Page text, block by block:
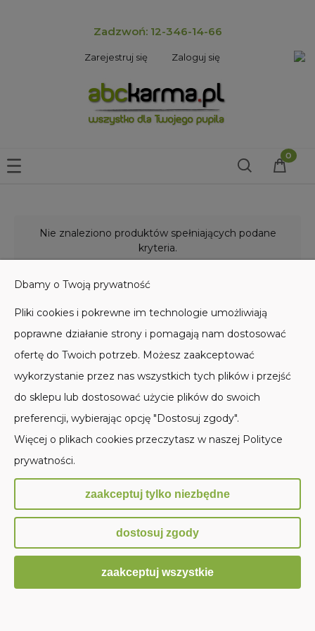
Zadzwoń: 12-346-14-66
Zarejestruj się Zaloguj się
Nie znaleziono produktów spełniających podane
kryteria.
MOJE KONTO
PŁATNOŚCI I DOSTAWA
O NAS
Sklep internetowy Shoper.pl
Dbamy o Twoją prywatność
Pliki cookies i pokrewne im technologie umożliwiają
poprawne działanie strony i pomagają nam dostosować
ofertę do Twoich potrzeb. Możesz zaakceptować
wykorzystanie przez nas wszystkich tych plików i przejść
do sklepu lub dostosować użycie plików do swoich
preferencji, wybierając opcję "Dostosuj zgody".
Więcej o plikach cookies przeczytasz w naszej Polityce
prywatności.
zaakceptuj tylko niezbędne
dostosuj zgody
zaakceptuj wszystkie